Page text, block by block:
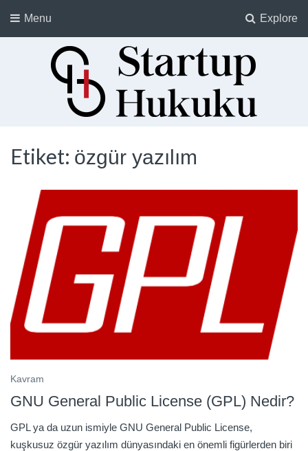
Explore
Menu
Etiket: özgür yazılım
Kavram
GNU General Public License (GPL) Nedir?
GPL ya da uzun ismiyle GNU General Public License,
kuşkusuz özgür yazılım dünyasındaki en önemli figürlerden biri